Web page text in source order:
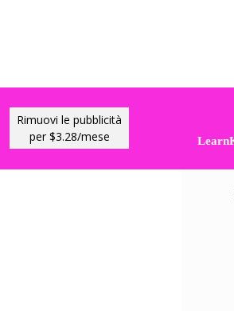
Rimuovi le pubblicità
per $3.28/mese